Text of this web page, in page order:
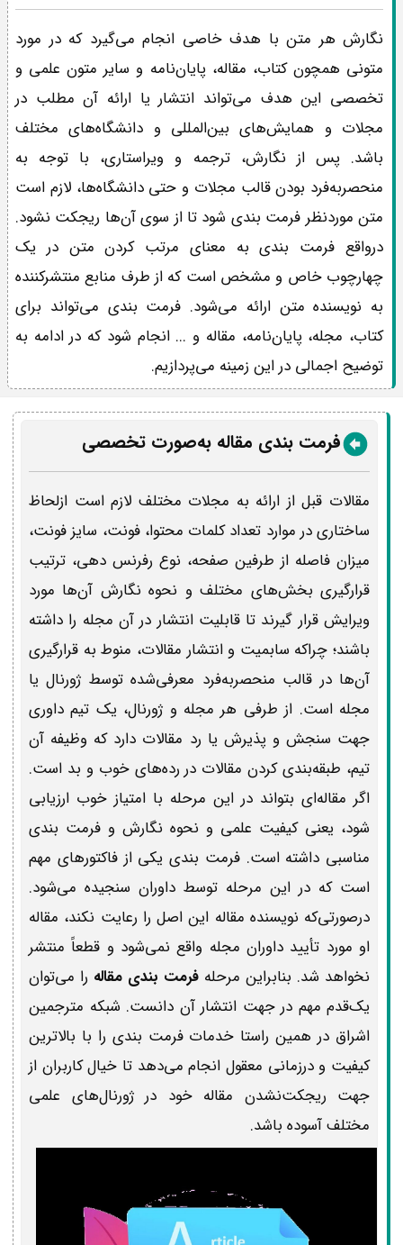
نگارش هر متن با هدف خاصی انجام می‌گیرد که در مورد
متونی همچون کتاب، مقاله، پایان‌نامه و سایر متون علمی و
تخصصی این هدف می‌تواند انتشار یا ارائه آن مطلب در
مجلات و همایش‌های بین‌المللی و دانشگاه‌های مختلف
باشد. پس از نگارش، ترجمه و ویراستاری، با توجه به
منحصربه‌فرد بودن قالب مجلات و حتی دانشگاه‌ها، لازم است
متن موردنظر فرمت بندی شود تا از سوی آن‌ها ریجکت نشود.
درواقع فرمت بندی به معنای مرتب کردن متن در یک
چهارچوب خاص و مشخص است که از طرف منابع منتشرکننده
به نویسنده متن ارائه می‌شود. فرمت بندی می‌تواند برای
کتاب، مجله، پایان‌نامه، مقاله و ... انجام شود که در ادامه به
توضیح اجمالی در این زمینه می‌پردازیم.
فرمت‌ بندی مقاله به‌صورت تخصصی
مقالات قبل از ارائه به مجلات مختلف لازم است ازلحاظ
ساختاری در موارد تعداد کلمات محتوا، فونت، سایز فونت،
میزان فاصله از طرفین صفحه، نوع رفرنس دهی، ترتیب
قرارگیری بخش‌های مختلف و نحوه نگارش آن‌ها مورد
ویرایش قرار گیرند تا قابلیت انتشار در آن مجله را داشته
باشند؛ چراکه سابمیت و انتشار مقالات، منوط به قرارگیری
آن‌ها در قالب منحصربه‌فرد معرفی‌شده توسط ژورنال یا
مجله است. از طرفی هر مجله و ژورنال، یک تیم داوری
جهت سنجش و پذیرش یا رد مقالات دارد که وظیفه آن
تیم، طبقه‌بندی کردن مقالات در رده‌های خوب و بد است.
اگر مقاله‌ای بتواند در این مرحله با امتیاز خوب ارزیابی
شود، یعنی کیفیت علمی و نحوه نگارش و فرمت بندی
مناسبی داشته است. فرمت بندی یکی از فاکتورهای مهم
است که در این مرحله توسط داوران سنجیده می‌شود.
درصورتی‌که نویسنده مقاله این اصل را رعایت نکند، مقاله
او مورد تأیید داوران مجله واقع نمی‌شود و قطعاً منتشر
نخواهد شد. بنابراین مرحله فرمت بندی مقاله را می‌توان
یک‌قدم مهم در جهت انتشار آن‌ دانست. شبکه مترجمین
اشراق در همین راستا خدمات فرمت بندی را با بالاترین
کیفیت و درزمانی معقول انجام می‌دهد تا خیال کاربران از
جهت ریجکت‌نشدن مقاله خود در ژورنال‌های علمی
مختلف آسوده باشد.